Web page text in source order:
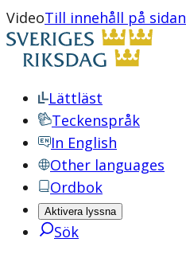
VideoTill innehåll på sidan
Lättläst
Teckenspråk
In English
Other languages
Ordbok
Aktivera lyssna
Sök